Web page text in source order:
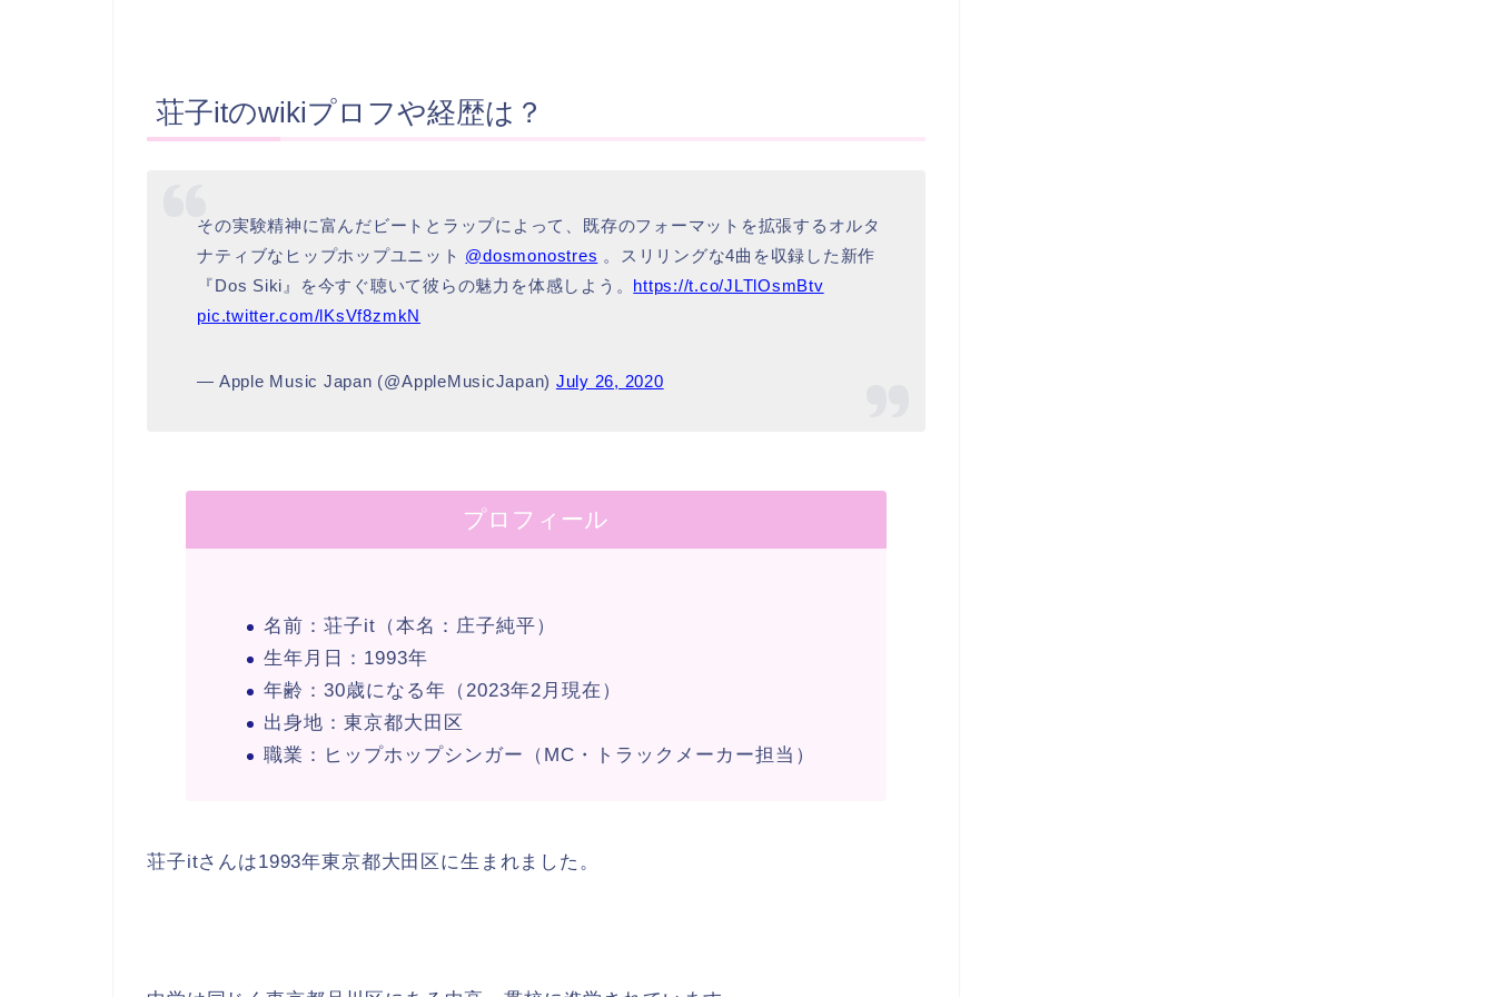
荘子itのwikiプロフや経歴は？
その実験精神に富んだビートとラップによって、既存のフォーマットを拡張するオルタ
ナティブなヒップホップユニット @dosmonostres 。スリリングな4曲を収録した新作
『Dos Siki』を今すぐ聴いて彼らの魅力を体感しよう。 https://t.co/JLTlOsmBtv
pic.twitter.com/lKsVf8zmkN
— Apple Music Japan (@AppleMusicJapan) July 26, 2020
プロフィール
名前：荘子it（本名：庄子純平）
生年月日：1993年
年齢：30歳になる年（2023年2月現在）
出身地：東京都大田区
職業：ヒップホップシンガー（MC・トラックメーカー担当）
荘子itさんは1993年東京都大田区に生まれました。